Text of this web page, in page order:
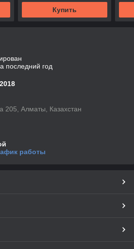
Купить
последний год
205, Алматы, Казахстан
работы